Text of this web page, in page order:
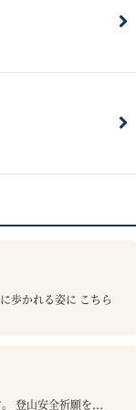
歩かれる姿に こちら
登山安全祈願を...